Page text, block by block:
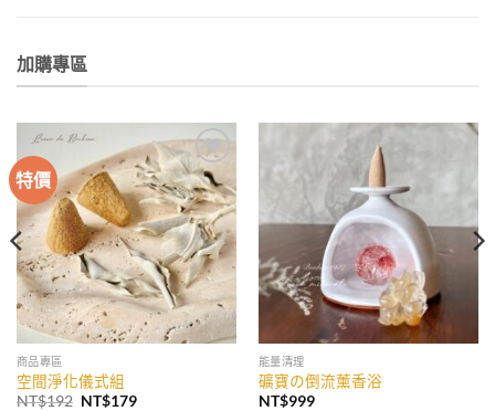
加購專區
特價
加入
收藏
商品專區
空間淨化儀式組
NT$192 原
NT$179目
收藏
能量清理
礦寶の倒流薰香浴
NT$999